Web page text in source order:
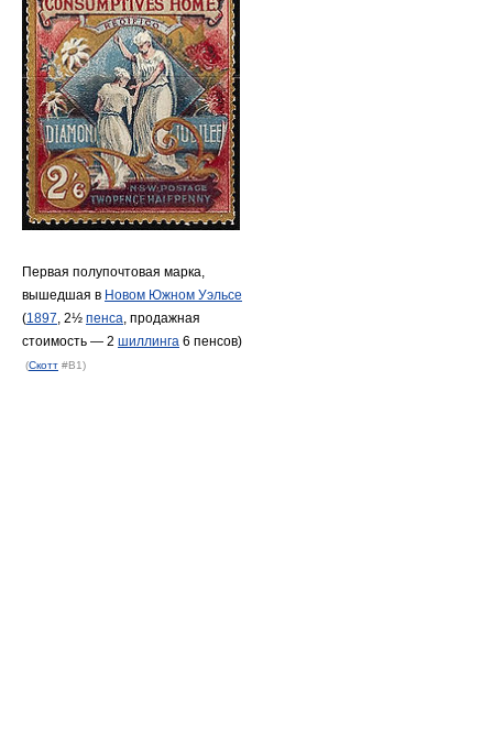
Первая полупочтовая марка,
вышедшая в Новом Южном Уэльсе
(1897 , 2½ пенса , продажная
стоимость — 2 шиллинга 6 пенсов)
(Скотт #B1)